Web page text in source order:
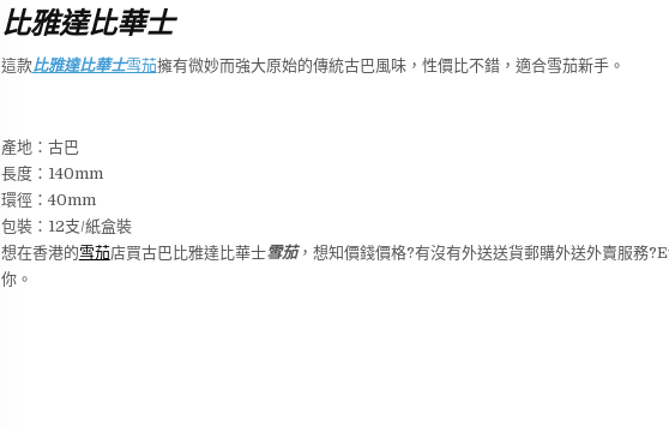
比雅達比華士
這款比雅達比華士雪茄擁有微妙而強大原始的傳統古巴風味，性價比不錯，適合雪茄新手。
產地：古巴
長度：140mm
環徑：40mm
包裝：12支/紙盒裝
想在香港的雪茄店買古巴比雅達比華士雪茄，想知價錢價格?有沒有外送送貨郵購外送外賣服務
你。